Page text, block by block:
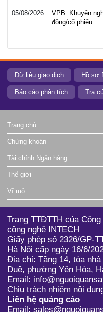
05/08/2026
VPB: Khuyến
đồng/cổ phiếu
Dữ liệu giao dịch Hồ sơ
Báo cáo phân tích Tra
Trang chủ
Chứng khoán
Tài chính Ngân hàng
Thế giới
Vĩ mô
Trang TTĐTTH của
công nghệ INTECH
Giấy phép số 2326/GP-
Hà Nội cấp ngày 16/6/
Địa chỉ: Tầng 14, tòa nhà
Duệ, phường Yên Hòa,
Email:
Chịu trách nhiệm nội
Liên hệ quảng cáo
Email: